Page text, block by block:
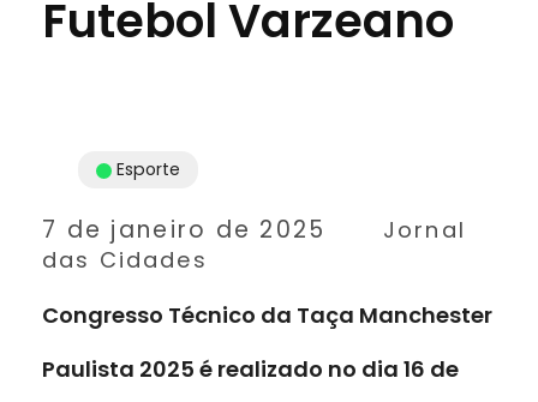
Futebol Varzeano
7 de janeiro de 2025
Jornal
das Cidades
Esporte
Congresso Técnico da Taça Manchester
Paulista 2025 é realizado no dia 16 de